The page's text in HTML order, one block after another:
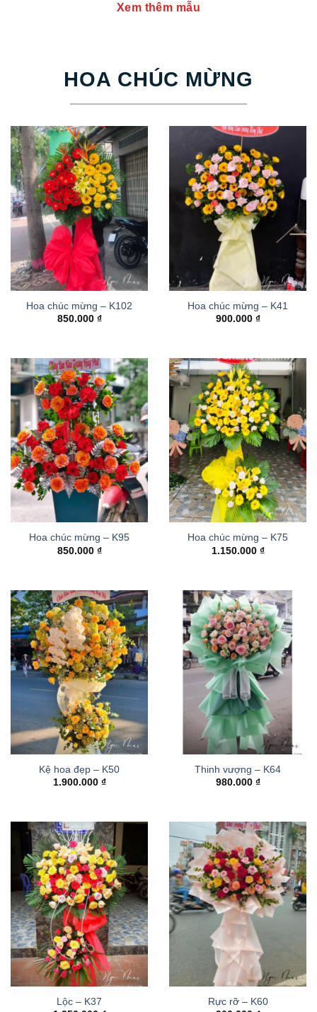
Xem thêm mẫu
HOA CHÚC MỪNG
Hoa chúc mừng – K102
850.000 ₫
Hoa chúc mừng – K41
900.000 ₫
Hoa chúc mừng – K95
850.000 ₫
Hoa chúc mừng – K75
1.150.000 ₫
Kệ hoa đẹp – K50
1.900.000 ₫
Thinh vượng – K64
980.000 ₫
Lộc – K37
Rực rỡ – K60